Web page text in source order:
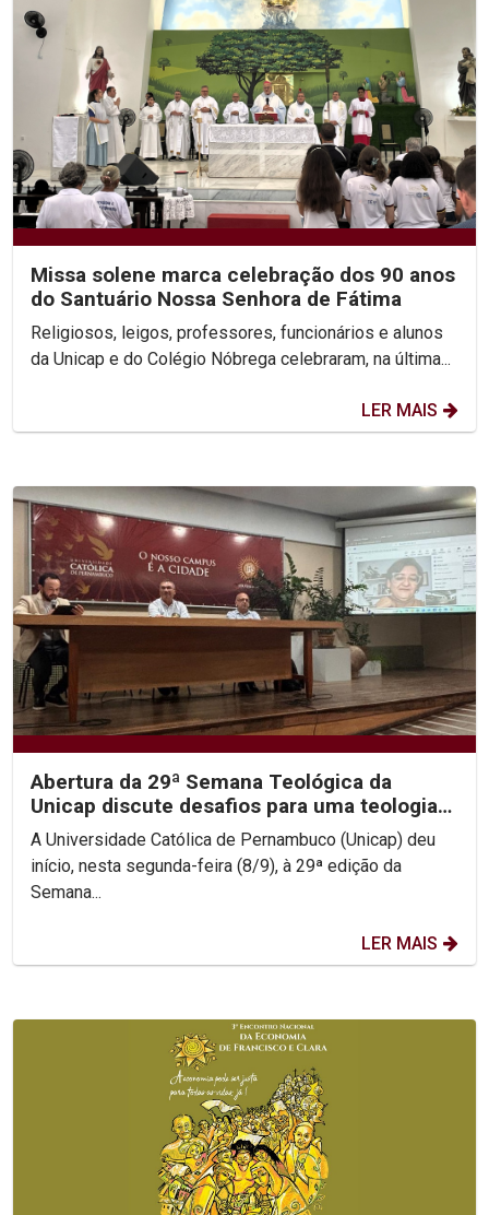
Missa solene marca celebração dos 90 anos
do Santuário Nossa Senhora de Fátima
Religiosos, leigos, professores, funcionários e alunos
da Unicap e do Colégio Nóbrega celebraram, na última...
LER MAIS
Abertura da 29ª Semana Teológica da
Unicap discute desafios para uma teologia
contemporânea
A Universidade Católica de Pernambuco (Unicap) deu
início, nesta segunda-feira (8/9), à 29ª edição da
Semana...
LER MAIS